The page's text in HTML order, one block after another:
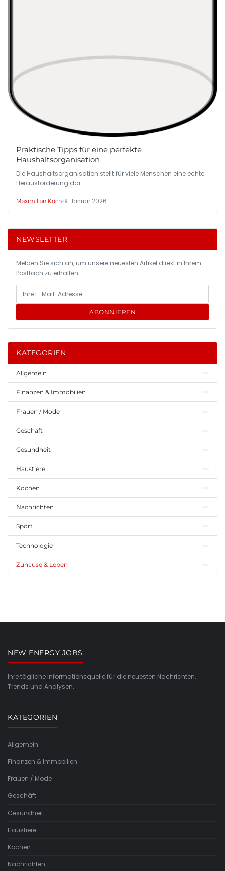
Praktische Tipps für eine perfekte
Haushaltsorganisation
Die Haushaltsorganisation stellt für viele Menschen eine echte
Herausforderung dar.
Maximilian Koch•9. Januar 2026
NEWSLETTER
Melden Sie sich an, um unsere neuesten Artikel direkt in Ihrem
Postfach zu erhalten.
ABONNIEREN
KATEGORIEN
Allgemein
Finanzen & Immobilien
Frauen / Mode
Geschäft
Gesundheit
Haustiere
Kochen
Nachrichten
Sport
Technologie
Zuhause & Leben
NEW ENERGY JOBS
Ihre tägliche Informationsquelle für die neuesten Nachrichten,
Trends und Analysen.
KATEGORIEN
Allgemein
Finanzen & Immobilien
Frauen / Mode
Geschäft
Gesundheit
Haustiere
Kochen
Nachrichten